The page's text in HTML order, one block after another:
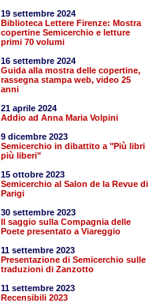
19 settembre 2024
Biblioteca Lettere Firenze: Mostra
copertine Semicerchio e letture
primi 70 volumi
16 settembre 2024
Guida alla mostra delle copertine,
rassegna stampa web, video 25
anni
21 aprile 2024
Addio ad Anna Maria Volpini
9 dicembre 2023
Semicerchio in dibattito a "Più libri
più liberi"
15 ottobre 2023
Semicerchio al Salon de la Revue di
Parigi
30 settembre 2023
Il saggio sulla Compagnia delle
Poete presentato a Viareggio
11 settembre 2023
Presentazione di Semicerchio sulle
traduzioni di Zanzotto
11 settembre 2023
Recensibili 2023